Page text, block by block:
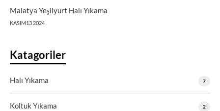
Malatya Yeşilyurt Halı Yıkama
KASIM13 2024
Katagoriler
Halı Yıkama 7
Koltuk Yıkama 2